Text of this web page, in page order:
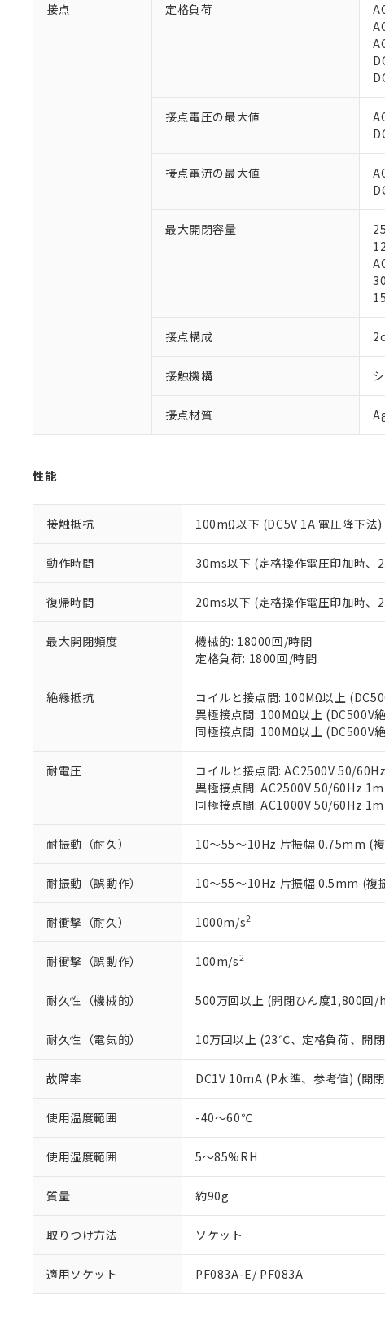
接点 定格負荷
接点電圧の最大値
接点電流の最大値
最大開閉容量
接点構成 2c
接触機構
接点材質
性能
接触抵抗 100mΩ以下 (DC5V 1A 電圧降下法)
動作時間 30ms以下 (定格操作電圧印加時
復帰時間 20ms以下 (定格操作電圧印加時
最大開閉頻度
機械的: 18000回/時間
定格負荷: 1800回/時間
絶縁抵抗
コイルと接点間: 100MΩ以上
異極接点間: 100MΩ以上 (DC500V
同極接点間: 100MΩ以上 (DC500V
耐電圧
コイルと接点間: AC2500V 50/
異極接点間: AC2500V 50/60Hz
同極接点間: AC1000V 50/60Hz
耐振動（耐久） 10～55～10Hz 片振幅 0.75mm (
耐振動（誤動作） 10～55～10Hz 片振幅 0.5mm (複
耐衝撃（耐久） 1000m/s2
耐衝撃（誤動作） 100m/s2
耐久性（機械的） 500万回以上 (開閉ひん度1,800回/
耐久性（電気的） 10万回以上 (23℃、定格負荷、開
故障率 DC1V 10mA (P水準、参考値) (開
使用温度範囲 -40～60℃
使用湿度範囲 5～85%RH
質量 約90g
取りつけ方法 ソケット
適用ソケット PF083A-E/ PF083A
以下の条件をお読み
本サービスは、
当社販売員にご
オムロン制御機
在庫状況および
す。
マイパーツ機能
が、当社の製品
さい。
※当社の共同利
いる法人を指し
対応済み：EU
対応予定：EU RoHS
対応予定なし：EU
非該当品：ライセン
仕入先様の事情によ
*EU RoHS指令（10物質）：
鉛(Pb) 1000ppm以下、 水
六価クロム(Cr(Ⅵ)) 1000ppm
※2 対応予定月
部品在庫の切り替え状
※3 非含有証明書ダ
下記の非含有証明書を
EU RoHS指令（10物
51物質の非含有証明
※本証明書は発行日時
また、RoHS指令のフ
混在することから備考
既に当社にて対応品
り割愛しております。
※1 中国RoHS○×
「○」：最大均質材
「－」：未確認です
DEHP(フタル酸ビス(2-エチ
「ｅ」：有害物質（10
「10」：通常の使用
味します。
「－」：未確認です。
当社は、これら
当社は、貴社製
また当社は、販
たしません。
記
説明
△ 一定数には
－
在庫なし(最
機器販売店
空
白
受注生産機